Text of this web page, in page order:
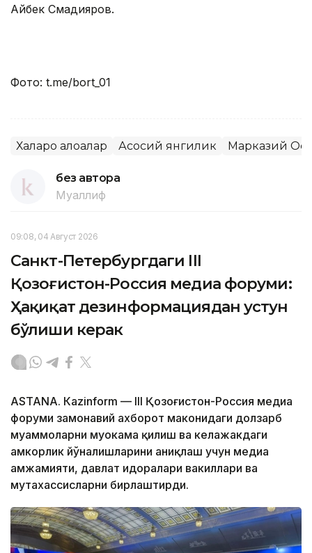
Айбек Смадияров.
Фото: t.me/bort_01
Халқаро алоқалар Асосий янгилик Марказий
без автора
Муаллиф
09:08, 04 Август 2026
Санкт-Петербургдаги III
Қозоғистон-Россия медиа форуми:
Ҳақиқат дезинформациядан устун
бўлиши керак
ASTANА. Кazinform — III Қозоғистон-Россия медиа
форуми замонавий ахборот маконидаги долзарб
муаммоларни муҳокама қилиш ва келажакдаги
ҳамкорлик йўналишларини аниқлаш учун медиа
ҳамжамияти, давлат идоралари вакиллари ва
мутахассисларни бирлаштирди.